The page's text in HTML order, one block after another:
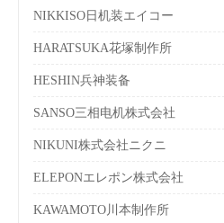
NIKKISO日机装エイコー
HARATSUKA花塚制作所
HESHIN兵神装备
SANSO三相电机株式会社
NIKUNI株式会社ニクニ
ELEPONエレポン株式会社
KAWAMOTO川本制作所